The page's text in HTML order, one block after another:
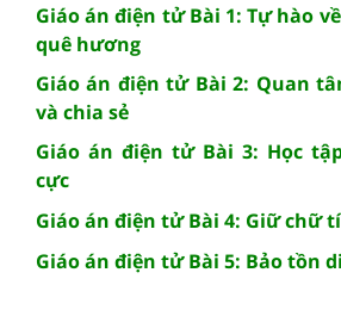
Giáo án điện tử Bài 1: Tự hào
quê hương
Giáo án điện tử Bài 2: Quan
và chia sẻ
Giáo án điện tử Bài 3: Học
cực
Giáo án điện tử Bài 4: Giữ chữ
Giáo án điện tử Bài 5: Bảo tồn